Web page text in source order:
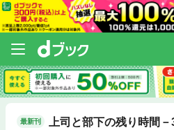
最新刊
上司と部下の残り時間